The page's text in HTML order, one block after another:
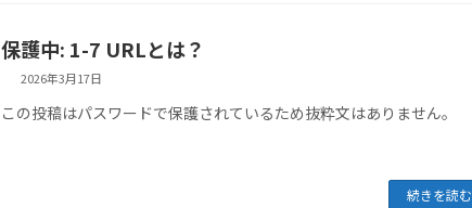
保護中: 1-7 URLとは？
2026年3月17日
この投稿はパスワードで保護されているため抜粋文はありません。
続きを読む